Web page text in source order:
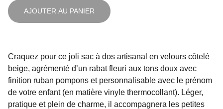
AJOUTER AU PANIER
Craquez pour ce joli sac à dos artisanal en velours côtelé
beige, agrémenté d’un rabat fleuri aux tons doux avec
finition ruban pompons et personnalisable avec le prénom
de votre enfant (en matière vinyle thermocollant). Léger,
pratique et plein de charme, il accompagnera les petites